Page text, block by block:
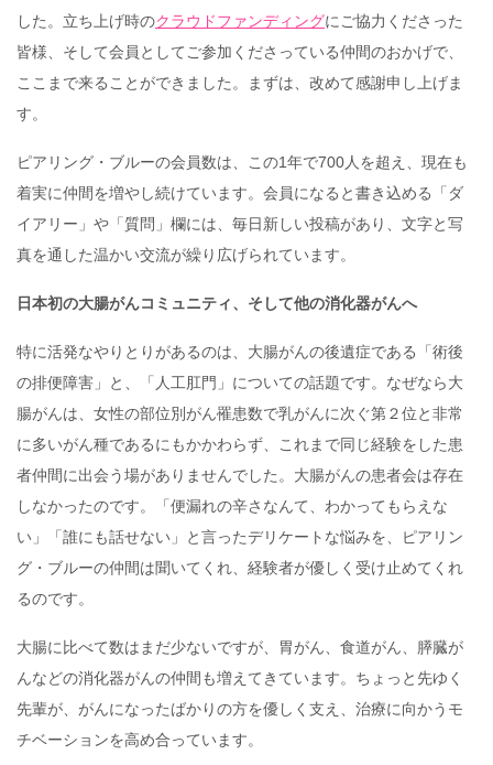
した。立ち上げ時のクラウドファンディングにご協力くださった
皆様、そして会員としてご参加くださっている仲間のおかげで、
ここまで来ることができました。まずは、改めて感謝申し上げま
す。
ピアリング・ブルーの会員数は、この1年で700人を超え、現在も
着実に仲間を増やし続けています。会員になると書き込める「ダ
イアリー」や「質問」欄には、毎日新しい投稿があり、文字と写
真を通した温かい交流が繰り広げられています。
日本初の大腸がんコミュニティ、そして他の消化器がんへ
特に活発なやりとりがあるのは、大腸がんの後遺症である「術後
の排便障害」と、「人工肛門」についての話題です。なぜなら大
腸がんは、女性の部位別がん罹患数で乳がんに次ぐ第２位と非常
に多いがん種であるにもかかわらず、これまで同じ経験をした患
者仲間に出会う場がありませんでした。大腸がんの患者会は存在
しなかったのです。「便漏れの辛さなんて、わかってもらえな
い」「誰にも話せない」と言ったデリケートな悩みを、ピアリン
グ・ブルーの仲間は聞いてくれ、経験者が優しく受け止めてくれ
るのです。
大腸に比べて数はまだ少ないですが、胃がん、食道がん、膵臓が
んなどの消化器がんの仲間も増えてきています。ちょっと先ゆく
先輩が、がんになったばかりの方を優しく支え、治療に向かうモ
チベーションを高め合っています。